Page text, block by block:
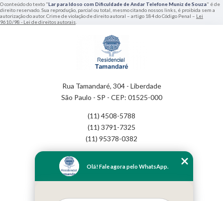
O conteúdo do texto "Lar para Idoso com Dificuldade de Andar Telefone Muniz de Souza" é de
direito reservado. Sua reprodução, parcial ou total, mesmo citando nossos links, é proibida sem a
autorização do autor. Crime de violação de direito autoral – artigo 184 do Código Penal – Lei
9610/98 - Lei de direitos autorais
Rua Tamandaré, 304 - Liberdade
São Paulo - SP - CEP: 01525-000
(11) 4508-5788
(11) 3791-7325
(11) 95378-0382
Empresa
Missão
Olá! Fale agora pelo WhatsApp.